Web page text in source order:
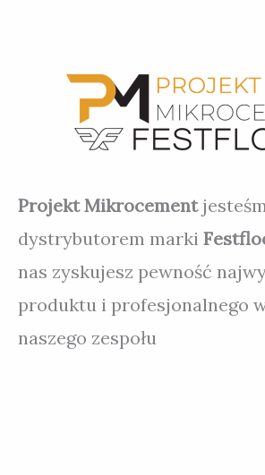
Projekt Mikrocement
dystrybutorem marki
nas zyskujesz pewność
produktu i profesjonalnego
naszego zespołu